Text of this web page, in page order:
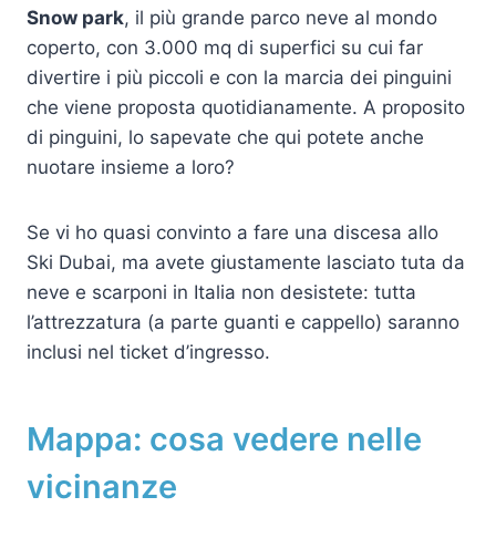
Snow park, il più grande parco neve al mondo
coperto, con 3.000 mq di superfici su cui far
divertire i più piccoli e con la marcia dei pinguini
che viene proposta quotidianamente. A proposito
di pinguini, lo sapevate che qui potete anche
nuotare insieme a loro?
Se vi ho quasi convinto a fare una discesa allo
Ski Dubai, ma avete giustamente lasciato tuta da
neve e scarponi in Italia non desistete: tutta
l’attrezzatura (a parte guanti e cappello) saranno
inclusi nel ticket d’ingresso.
Mappa: cosa vedere nelle
vicinanze